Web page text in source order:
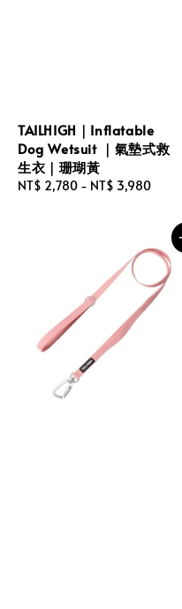
TAILHIGH｜Inflatable
Dog Wetsuit ｜氣墊式救
生衣｜珊瑚黃
Regular
NT$ 2,780 - NT$ 3,980